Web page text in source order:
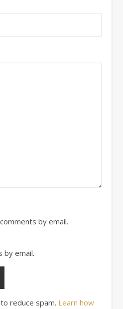
by email.
by email.
reduce spam. Learn how